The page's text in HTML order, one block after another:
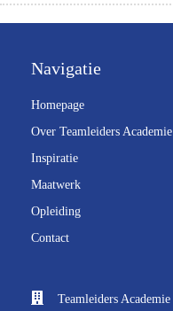
Navigatie
Homepage
Over Teamleiders Academie
Inspiratie
Maatwerk
Opleiding
Contact
Teamleiders Academie